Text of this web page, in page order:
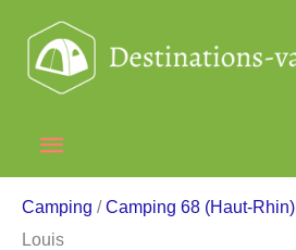
contenu
Menu
principal
Camping /Camping 68 (Haut-Rhin)
Louis